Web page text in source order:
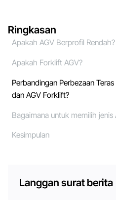
Ringkasan
Apakah AGV Berprofil Rendah?
Apakah Forklift AGV?
Perbandingan Perbezaan
dan AGV Forklift?
Bagaimana untuk memilih jenis
Kesimpulan
Langgan surat berita